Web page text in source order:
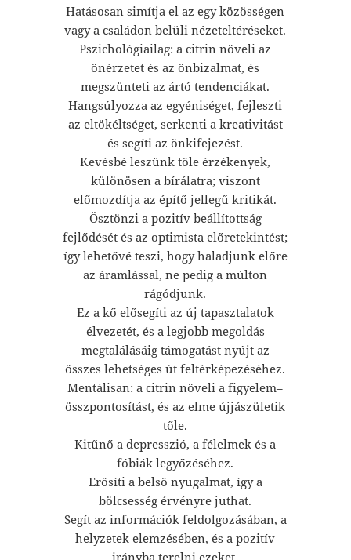
Hatásosan simítja el az egy közösségen
vagy a családon belüli nézeteltéréseket.
Pszichológiailag: a citrin növeli az
önérzetet és az önbizalmat, és
megszünteti az ártó tendenciákat.
Hangsúlyozza az egyéniséget, fejleszti
az eltökéltséget, serkenti a kreativitást
és segíti az önkifejezést.
Kevésbé leszünk tőle érzékenyek,
különösen a bírálatra; viszont
előmozdítja az építő jellegű kritikát.
Ösztönzi a pozitív beállítottság
fejlődését és az optimista előretekintést;
így lehetővé teszi, hogy haladjunk előre
az áramlással, ne pedig a múlton
rágódjunk.
Ez a kő elősegíti az új tapasztalatok
élvezetét, és a legjobb megoldás
megtalálásáig támogatást nyújt az
összes lehetséges út feltérképezéséhez.
Mentálisan: a citrin növeli a figyelem–
összpontosítást, és az elme újjászületik
tőle.
Kitűnő a depresszió, a félelmek és a
fóbiák legyőzéséhez.
Erősíti a belső nyugalmat, így a
bölcsesség érvényre juthat.
Segít az információk feldolgozásában, a
helyzetek elemzésében, és a pozitív
irányba terelni ezeket.